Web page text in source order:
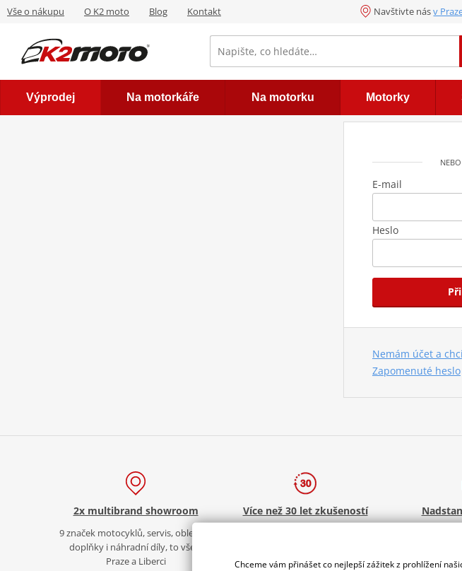
Vše o nákupu O K2 moto Blog Kontakt Navštivte násv
Výprodej Na motorkáře Na motorku Motorky
E-mail
Heslo
Nemám účet a
Zapomenuté heslo
2x multibrand showroom
9 značek motocyklů, servis, oblečení,
doplňky i náhradní díly, to vše v
Praze a Liberci
Více než 30 let zkušeností
Chceme vám přinášet co nejlepší zážitek z prohlížení